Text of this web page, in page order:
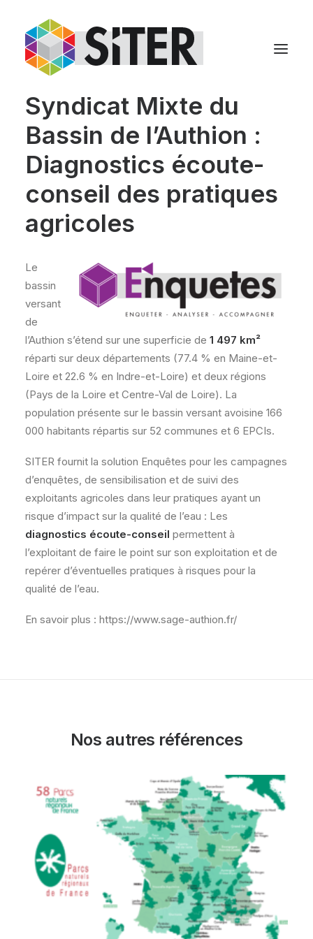
Syndicat Mixte du
Bassin de l’Authion :
Diagnostics écoute-
conseil des pratiques
agricoles
Le
bassin
versant
de
l’Authion s’étend sur une superficie de 1 497 km²
réparti sur deux départements (77.4 % en Maine-et-
Loire et 22.6 % en Indre-et-Loire) et deux régions
(Pays de la Loire et Centre-Val de Loire). La
population présente sur le bassin versant avoisine 166
000 habitants répartis sur 52 communes et 6 EPCIs.
SITER fournit la solution Enquêtes pour les campagnes
d’enquêtes, de sensibilisation et de suivi des
exploitants agricoles dans leur pratiques ayant un
risque d’impact sur la qualité de l’eau : Les
diagnostics écoute-conseil permettent à
l’exploitant de faire le point sur son exploitation et de
repérer d’éventuelles pratiques à risques pour la
qualité de l’eau.
En savoir plus : https://www.sage-authion.fr/
Nos autres références